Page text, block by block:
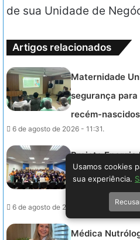
de sua Unidade de
Artigos relacionados
Maternidade
segurança
recém-nascidos
6 de agosto de 2026 - 11:31.
Projeto
Encontro de
6 de agosto de 2026 - 10:06.
Médica
Usamos cookies
sua experiência.